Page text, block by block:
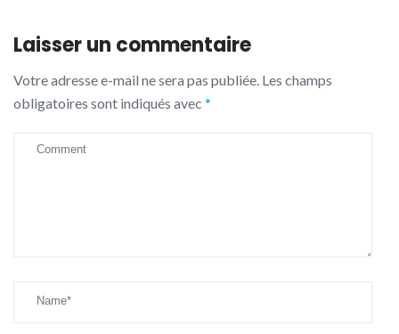
Laisser un commentaire
Votre adresse e-mail ne sera pas publiée. Les champs
obligatoires sont indiqués avec *